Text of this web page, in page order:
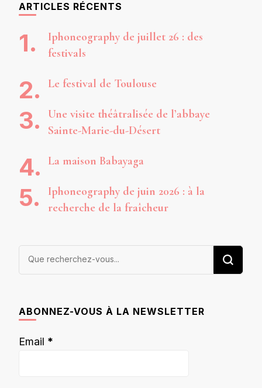
ARTICLES RÉCENTS
Iphoneography de juillet 26 : des
festivals
Le festival de Toulouse
Une visite théâtralisée de l’abbaye
Sainte-Marie-du-Désert
La maison Babayaga
Iphoneography de juin 2026 : à la
recherche de la fraîcheur
Vous
ABONNEZ-VOUS À LA NEWSLETTER
Email *